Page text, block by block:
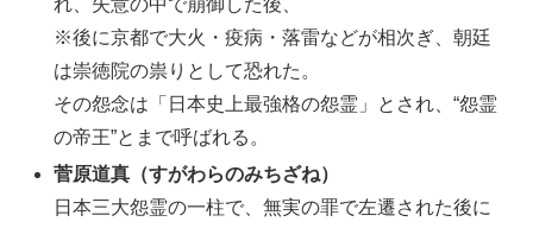
れ、失意の中で崩御した後、
※後に京都で大火・疫病・落雷などが相次ぎ、朝廷
は崇徳院の祟りとして恐れた。
その怨念は「日本史上最強格の怨霊」とされ、“怨霊
の帝王”とまで呼ばれる。
菅原道真（すがわらのみちざね）
日本三大怨霊の一柱で、無実の罪で左遷された後に